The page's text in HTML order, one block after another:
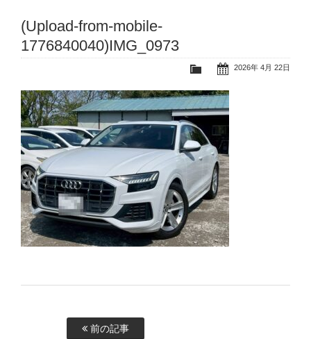
(Upload-from-mobile-
1776840040)IMG_0973
2026年 4月 22日
前の記事